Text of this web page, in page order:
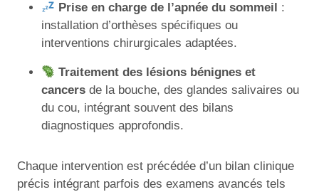
Prise en charge de l’apnée du sommeil
:
installation d’orthèses spécifiques ou
interventions chirurgicales adaptées.
Traitement des lésions bénignes et
cancers de la bouche, des glandes salivaires ou
du cou, intégrant souvent des bilans
diagnostiques approfondis.
Chaque intervention est précédée d’un bilan clinique
précis intégrant parfois des examens avancés tels